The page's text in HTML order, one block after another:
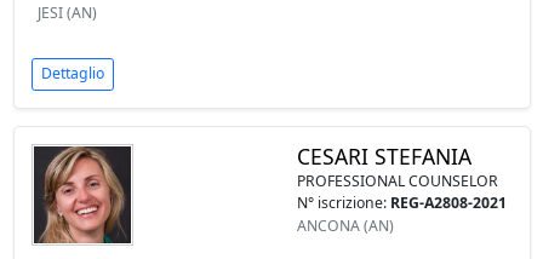
JESI (AN)
Dettaglio
CESARI STEFANIA
PROFESSIONAL COUNSELOR
N° iscrizione: REG-A2808-2021
ANCONA (AN)